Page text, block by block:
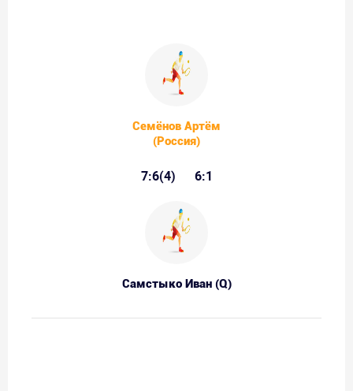
Семёнов Артём
(Россия)
7:6(4) 6:1
Самстыко Иван (Q)